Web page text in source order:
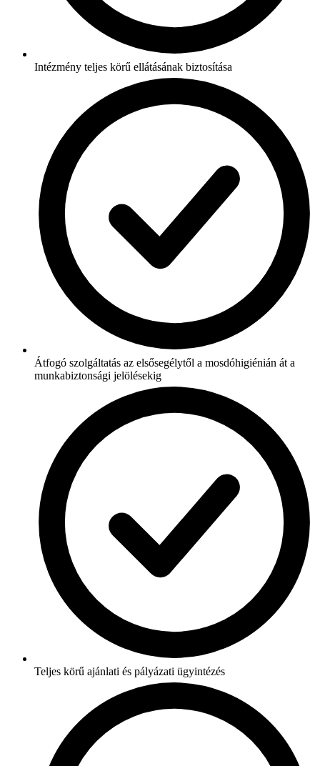
Intézmény teljes körű ellátásának biztosítása
Átfogó szolgáltatás az elsősegélytől a mosdóhigiénián át a
munkabiztonsági jelölésekig
Teljes körű ajánlati és pályázati ügyintézés